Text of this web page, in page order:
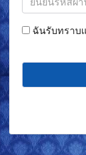
ฉันรับทราบ